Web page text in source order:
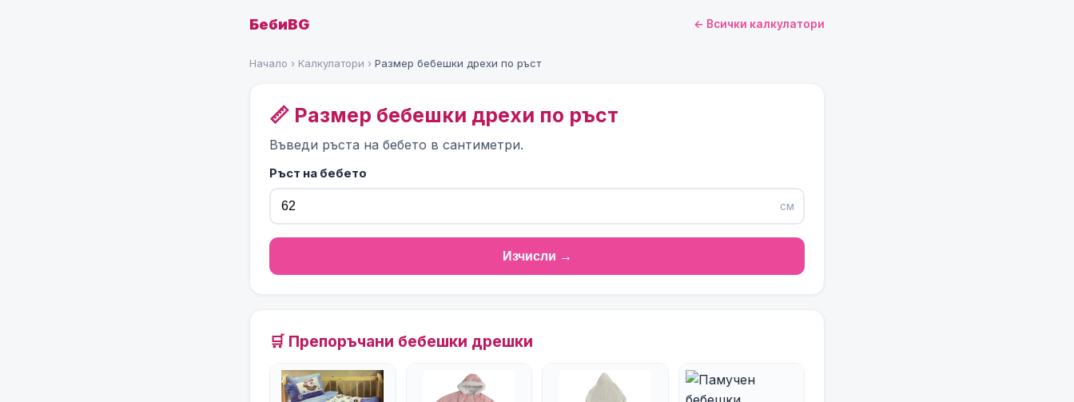
БебиBG ← Всички калкулатори
Начало › Калкулатори › Размер бебешки дрехи по ръст
📏 Размер бебешки дрехи по ръст
Въведи ръста на бебето в сантиметри.
Ръст на бебето
см
Изчисли →
🛒 Препоръчани бебешки дрешки